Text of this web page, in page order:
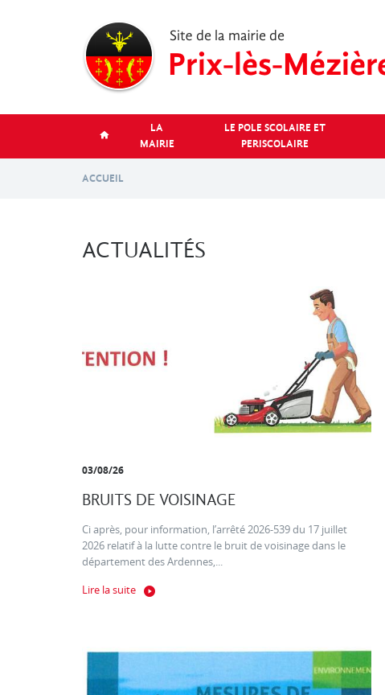
LA
MAIRIE
LE POLE SCOLAIRE ET
PERISCOLAIRE
ACCUEIL
ACTUALITÉS
03/08/26
BRUITS DE VOISINAGE
Ci après, pour information, l’arrêté 2026-539 du 17 juillet
2026 relatif à la lutte contre le bruit de voisinage dans le
département des Ardennes,...
Lire la suite